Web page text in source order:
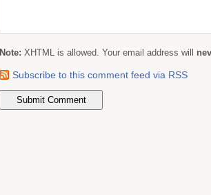
Note: XHTML is allowed. Your email address will
Subscribe to this comment feed via RSS